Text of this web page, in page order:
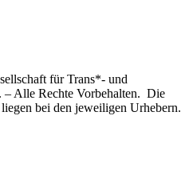
für Trans*- und
– Alle Rechte Vorbehalten. Die
bei den jeweiligen Urhebern.